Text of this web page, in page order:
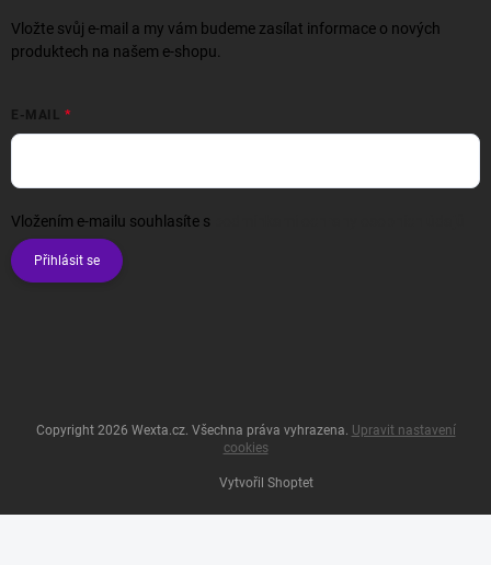
Vložte svůj e-mail a my vám budeme zasílat informace o nových
produktech na našem e-shopu.
E-MAIL
Vložením e-mailu souhlasíte s
Přihlásit se
Vytvořil Shoptet
Copyright 2026 Wexta.cz. Všechna práva vyhrazena. Upravit nastavení
cookies